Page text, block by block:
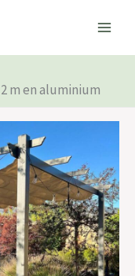
m en aluminium